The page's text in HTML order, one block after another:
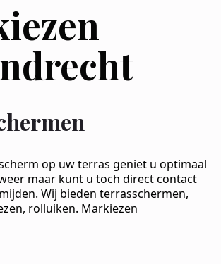
op uw terras geniet u optimaal
maar kunt u toch direct contact
Wij bieden terrasschermen,
rolluiken. Markiezen